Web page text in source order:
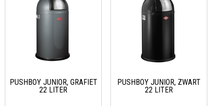
PUSHBOY JUNIOR, GRAFIET
22 LITER
PUSHBOY JUNIOR, ZWART
22 LITER